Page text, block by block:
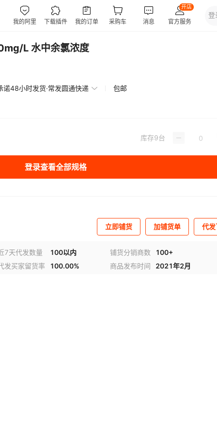
L 水中余氯浓度
诺48小时发货·常发圆通快递 包邮
库存9台
登录查看全部规格
立即铺货 加铺货单 代
7天代发数量 100以内 铺货分销商数
100+
发买家留货率 100.00% 商品发布时间 2021年2月